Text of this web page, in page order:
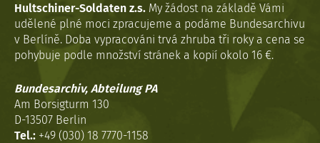
Hultschiner-Soldaten z.s. My žádost na základě Vámi
udělené plné moci zpracujeme a podáme Bundesarchivu
v Berlíně. Doba vypracováni trvá zhruba tři roky a cena se
pohybuje podle množství stránek a kopií okolo 16 €.
Bundesarchiv, Abteilung PA
Am Borsigturm 130
D-13507 Berlin
Tel.: +49 (030) 18 7770-1158